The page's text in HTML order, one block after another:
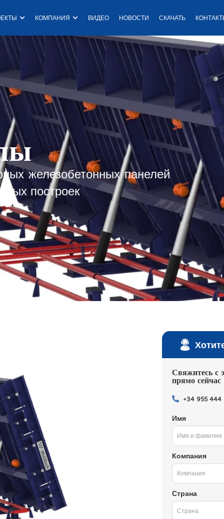
Open Проекты
КОМПАНИЯ Open Компания
ВИДЕО НОВОСТИ СКАЧАТЬ
EN
железобетонных панелей
построек
Свяжитесь с
прямо сейчас
+34 955 444
Имя
Компания
Страна